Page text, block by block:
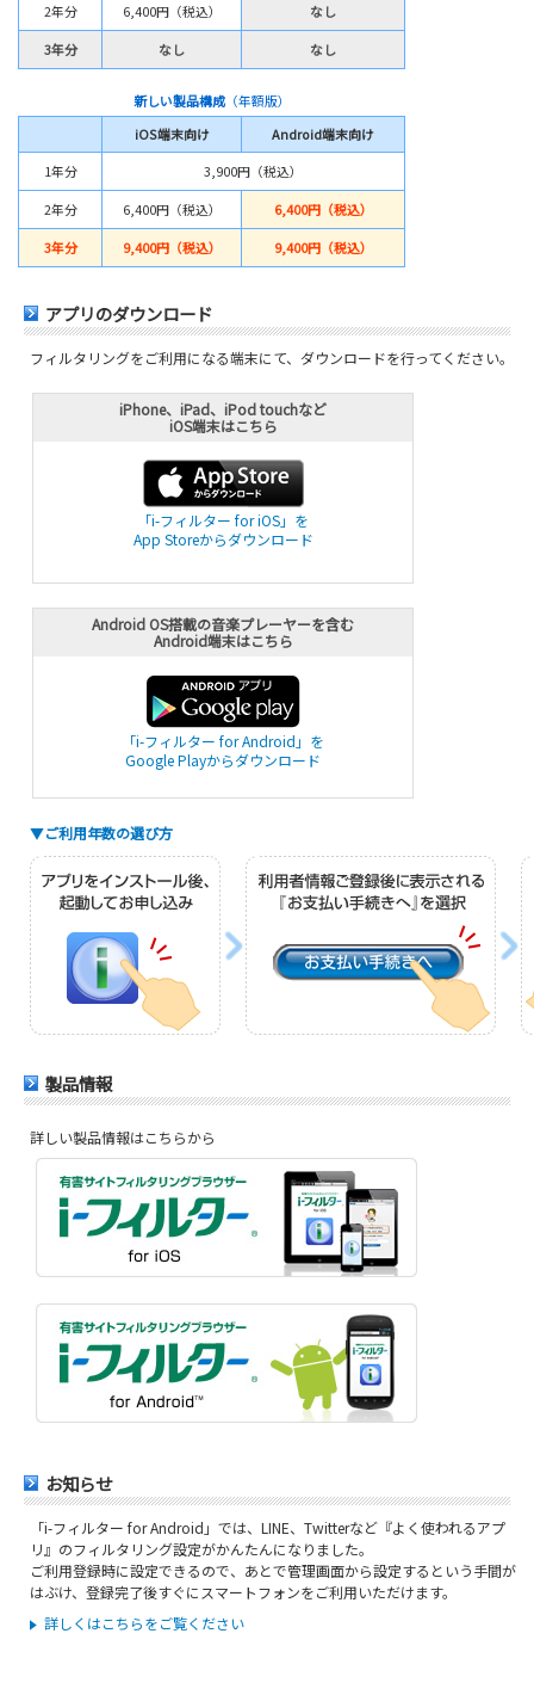
2年分
6,400円（税込）
なし
3年分
なし なし
新しい製品構成（年額版）
iOS端末向け
Android端末向け
1年分
3,900円（税込）
2年分
6,400円（税込）
6,400円（税込）
3年分
9,400円（税込） 9,400円（税込）
アプリのダウンロード
フィルタリングをご利用になる端末にて、ダウンロードを行ってください。
iPhone、iPad、iPod touchなど
iOS端末はこちら
「i-フィルター for iOS」を
App Storeからダウンロード
Android OS搭載の音楽プレーヤーを含む
Android端末はこちら
「i-フィルター for Android」を
Google Playからダウンロード
▼ご利用年数の選び方
製品情報
詳しい製品情報はこちらから
お知らせ
「i-フィルター for Android」では、LINE、Twitterなど『よく使われるアプ
リ』のフィルタリング設定がかんたんになりました。
ご利用登録時に設定できるので、あとで管理画面から設定するという手間が
はぶけ、登録完了後すぐにスマートフォンをご利用いただけます。
詳しくはこちらをご覧ください